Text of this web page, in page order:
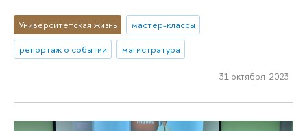
Университетская жизнь
мастер-классы
репортаж о событии
магистратура
31 октября 2023